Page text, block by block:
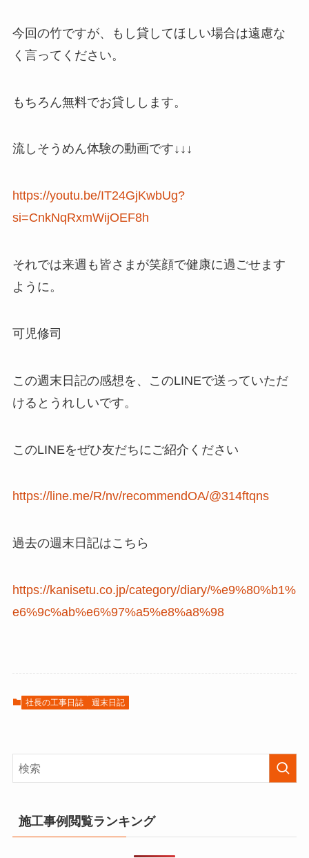
今回の竹ですが、もし貸してほしい場合は遠慮な
く言ってください。
もちろん無料でお貸しします。
流しそうめん体験の動画です↓↓↓
https://youtu.be/IT24GjKwbUg?
si=CnkNqRxmWijOEF8h
それでは来週も皆さまが笑顔で健康に過ごせます
ように。
可児修司
この週末日記の感想を、このLINEで送っていただ
けるとうれしいです。
このLINEをぜひ友だちにご紹介ください
https://line.me/R/nv/recommendOA/@314ftqns
過去の週末日記はこちら
https://kanisetu.co.jp/category/diary/%e9%80%b1%
e6%9c%ab%e6%97%a5%e8%a8%98
社長の工事日誌 週末日記
施工事例閲覧ランキング